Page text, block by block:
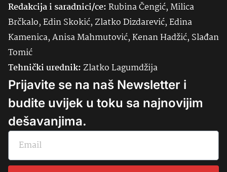
Redakcija i saradnici/ce:Rubina Čengić, Milica
Brčkalo, Edin Skokić, Zlatko Dizdarević, Edina
Kamenica, Anisa Mahmutović, Kenan Hadžić, Slađan
Tomić
Tehnički urednik:Zlatko Lagumdžija
Prijavite se na naš Newsletter i
budite uvijek u toku sa najnovijim
dešavanjima.